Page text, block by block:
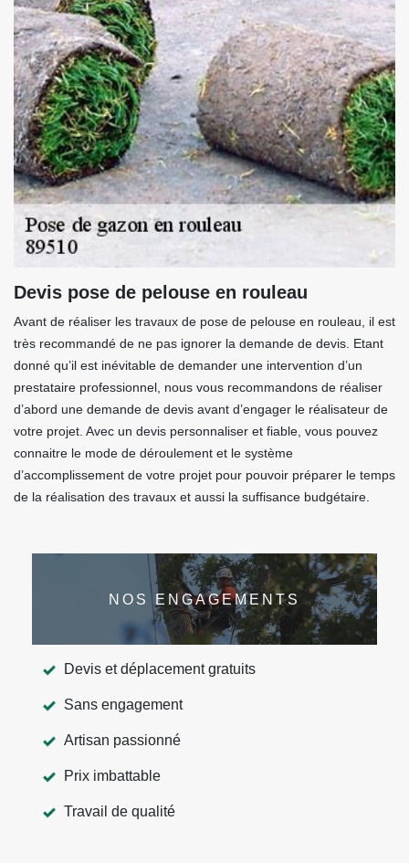
Devis pose de pelouse en rouleau
Avant de réaliser les travaux de pose de pelouse en rouleau, il est
très recommandé de ne pas ignorer la demande de devis. Etant
donné qu’il est inévitable de demander une intervention d’un
prestataire professionnel, nous vous recommandons de réaliser
d’abord une demande de devis avant d’engager le réalisateur de
votre projet. Avec un devis personnaliser et fiable, vous pouvez
connaitre le mode de déroulement et le système
d’accomplissement de votre projet pour pouvoir préparer le temps
de la réalisation des travaux et aussi la suffisance budgétaire.
NOS ENGAGEMENTS
Devis et déplacement gratuits
Sans engagement
Artisan passionné
Prix imbattable
Travail de qualité